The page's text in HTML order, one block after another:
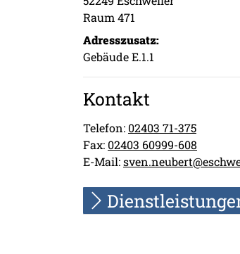
Raum 471
Adresszusatz:
Gebäude E.1.1
Kontakt
Telefon: 02403 71-375
Fax: 02403 60999-608
E-Mail: